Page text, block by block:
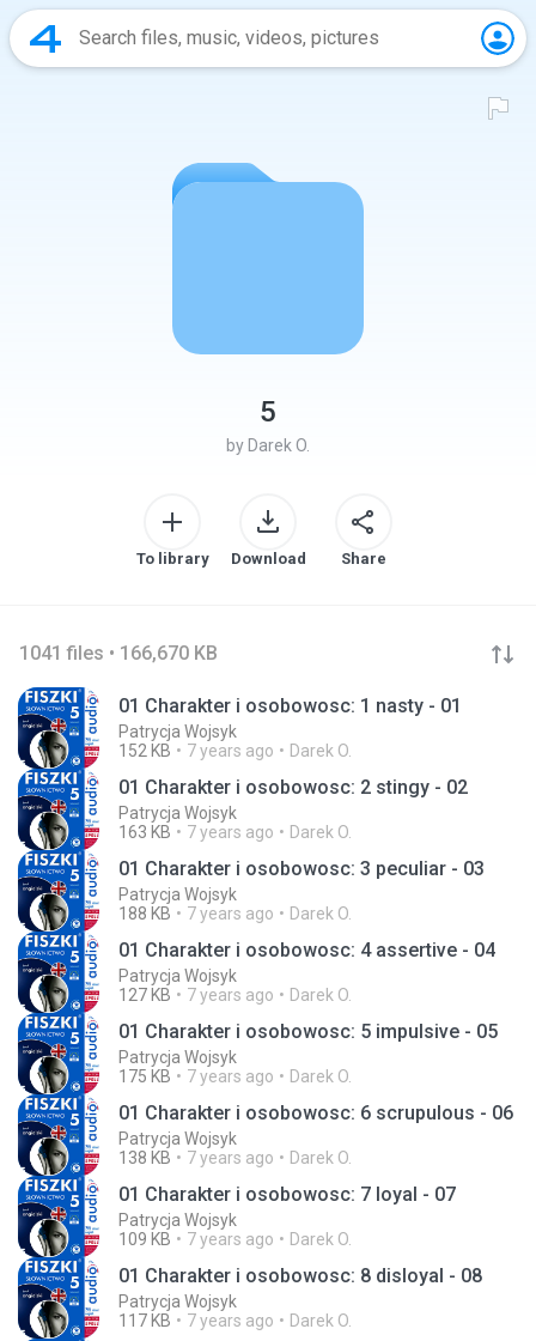
5
by Darek O.
To library Download Share
1041 files • 166,670 KB
01 Charakter i osobowosc: 1 nasty - 01
Patrycja Wojsyk
152 KB
7 years ago Darek O.
01 Charakter i osobowosc: 2 stingy - 02
Patrycja Wojsyk
163 KB
7 years ago Darek O.
01 Charakter i osobowosc: 3 peculiar - 03
Patrycja Wojsyk
188 KB
7 years ago Darek O.
01 Charakter i osobowosc: 4 assertive - 04
Patrycja Wojsyk
127 KB
7 years ago Darek O.
01 Charakter i osobowosc: 5 impulsive - 05
Patrycja Wojsyk
175 KB
7 years ago Darek O.
01 Charakter i osobowosc: 6 scrupulous - 06
Patrycja Wojsyk
138 KB
7 years ago Darek O.
01 Charakter i osobowosc: 7 loyal - 07
Patrycja Wojsyk
109 KB
7 years ago Darek O.
01 Charakter i osobowosc: 8 disloyal - 08
Patrycja Wojsyk
117 KB
7 years ago Darek O.